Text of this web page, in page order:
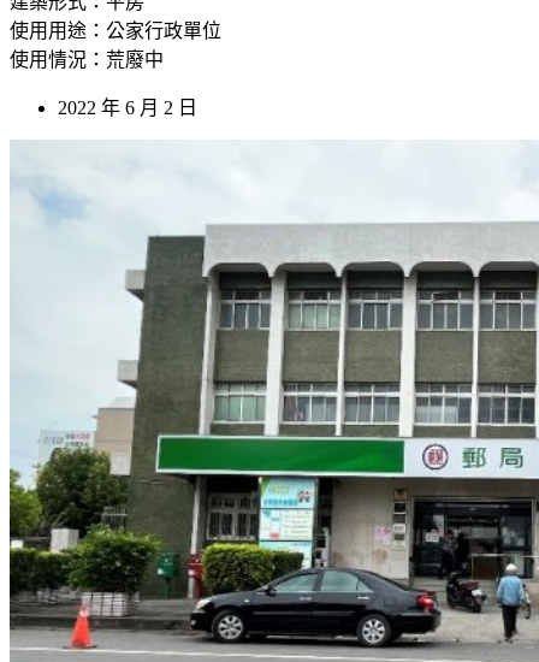
使用用途：公家行政單位
使用情況：荒廢中
2022 年 6 月 2 日